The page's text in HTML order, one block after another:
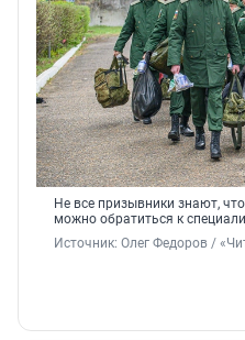
Не все призывники знают,
можно обратиться к
Источник: Олег Федоров /